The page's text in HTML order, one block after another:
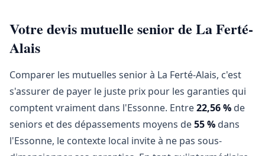
Votre devis mutuelle senior de La Ferté-
Alais
Comparer les mutuelles senior à La Ferté-Alais, c'est
s'assurer de payer le juste prix pour les garanties qui
comptent vraiment dans l'Essonne. Entre22,56 % de
seniors et des dépassements moyens de55 % dans
l'Essonne, le contexte local invite à ne pas sous-